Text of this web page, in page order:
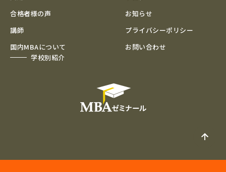
合格者様の声
講師
国内MBAについて
学校別紹介
お知らせ
プライバシーポリシー
お問い合わせ